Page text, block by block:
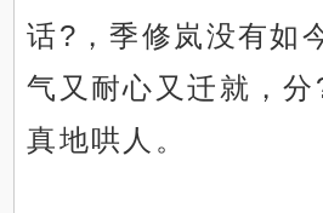
话?，季修岚没有如
气又耐心又迁就，分
真地哄人。